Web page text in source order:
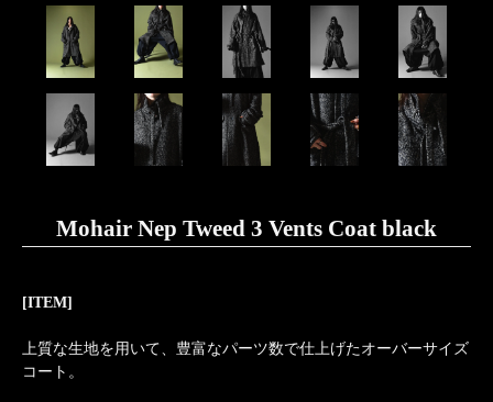
Mohair Nep Tweed 3 Vents Coat black
[ITEM]
上質な生地を用いて、豊富なパーツ数で仕上げたオーバーサイズ
コート。